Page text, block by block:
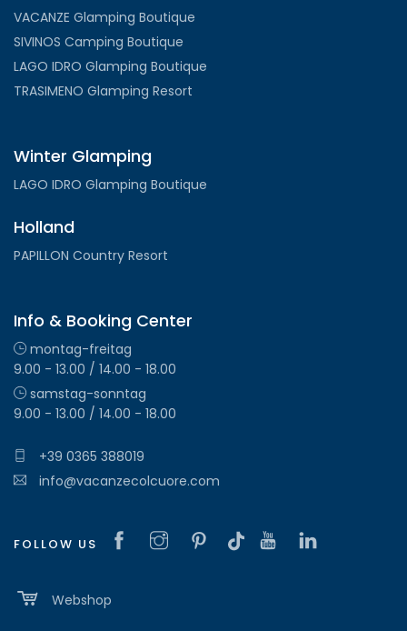
VACANZE Glamping Boutique
SIVINOS Camping Boutique
LAGO IDRO Glamping Boutique
TRASIMENO Glamping Resort
Winter Glamping
LAGO IDRO Glamping Boutique
Holland
PAPILLON Country Resort
Info & Booking Center
montag-freitag
9.00 - 13.00 / 14.00 - 18.00
samstag-sonntag
9.00 - 13.00 / 14.00 - 18.00
+39 0365 388019
info@vacanzecolcuore.com
FOLLOW US
Webshop